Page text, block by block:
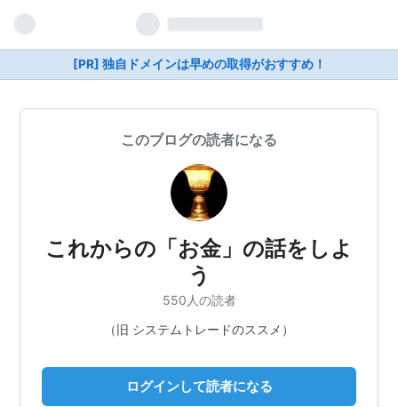
[PR] 独自ドメインは早めの取得がおすすめ！
このブログの読者になる
これからの「お金」の話をしよ
う
550人の読者
（旧 システムトレードのススメ）
ログインして読者になる